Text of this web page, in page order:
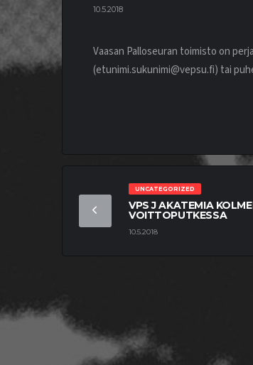
10.5.2018
Vaasan Palloseuran toimisto on
(etunimi.sukunimi@vepsu.fi) tai
UNCATEGORIZED
VPS J AKATEMIA
VOITTOPUTKESSA
10.5.2018